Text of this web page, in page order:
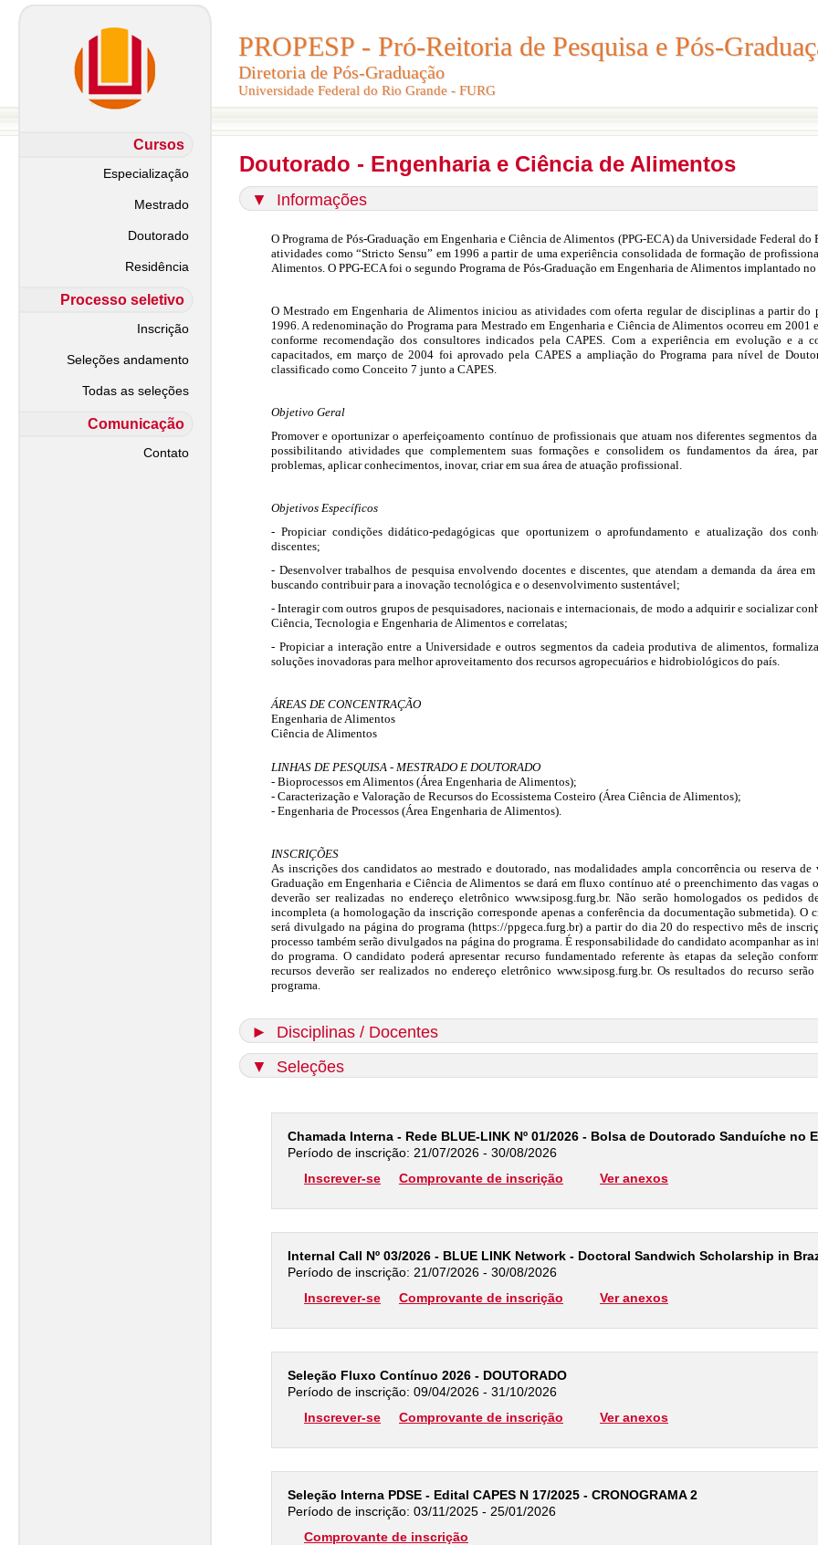
PROPESP - Pró-Reitoria de Pesquisa e Pós-
Diretoria de Pós-Graduação
Universidade Federal do Rio Grande - FURG
PROPESP - Pró-Reitoria de Pesquisa e Pós-
Diretoria de Pós-Graduação
Universidade Federal do Rio Grande - FURG
Cursos
Especialização
Mestrado
Doutorado
Residência
Processo seletivo
Inscrição
Seleções andamento
Todas as seleções
Comunicação
Contato
Doutorado - Engenharia e Ciência de Alimentos
▼ Informações
O Programa de Pós-Graduação em Engenharia e Ciência de Alimentos (PPG-ECA) da Universidade Federal
atividades como “Stricto Sensu” em 1996 a partir de uma experiência consolidada de formação de
Alimentos. O PPG-ECA foi o segundo Programa de Pós-Graduação em Engenharia de Alimentos implantado
O Mestrado em Engenharia de Alimentos iniciou as atividades com oferta regular de disciplinas a partir do
1996. A redenominação do Programa para Mestrado em Engenharia e Ciência de Alimentos ocorreu em
conforme recomendação dos consultores indicados pela CAPES. Com a experiência em evolução e a
capacitados, em março de 2004 foi aprovado pela CAPES a ampliação do Programa para nível de
classificado como Conceito 7 junto a CAPES.
Objetivo Geral
Promover e oportunizar o aperfeiçoamento contínuo de profissionais que atuam nos diferentes segmentos
possibilitando atividades que complementem suas formações e consolidem os fundamentos da área,
problemas, aplicar conhecimentos, inovar, criar em sua área de atuação profissional.
Objetivos Específicos
- Propiciar condições didático-pedagógicas que oportunizem o aprofundamento e atualização dos
discentes;
- Desenvolver trabalhos de pesquisa envolvendo docentes e discentes, que atendam a demanda da área
buscando contribuir para a inovação tecnológica e o desenvolvimento sustentável;
- Interagir com outros grupos de pesquisadores, nacionais e internacionais, de modo a adquirir e socializar
Ciência, Tecnologia e Engenharia de Alimentos e correlatas;
- Propiciar a interação entre a Universidade e outros segmentos da cadeia produtiva de alimentos,
soluções inovadoras para melhor aproveitamento dos recursos agropecuários e hidrobiológicos do país.
ÁREAS DE CONCENTRAÇÃO
Engenharia de Alimentos
Ciência de Alimentos
LINHAS DE PESQUISA - MESTRADO E DOUTORADO
- Bioprocessos em Alimentos (Área Engenharia de Alimentos);
- Caracterização e Valoração de Recursos do Ecossistema Costeiro (Área Ciência de Alimentos);
- Engenharia de Processos (Área Engenharia de Alimentos).
INSCRIÇÕES
As inscrições dos candidatos ao mestrado e doutorado, nas modalidades ampla concorrência ou reserva de
Graduação em Engenharia e Ciência de Alimentos se dará em fluxo contínuo até o preenchimento das vagas
deverão ser realizadas no endereço eletrônico www.siposg.furg.br. Não serão homologados os pedidos
incompleta (a homologação da inscrição corresponde apenas a conferência da documentação submetida). O
será divulgado na página do programa (https://ppgeca.furg.br) a partir do dia 20 do respectivo mês de
processo também serão divulgados na página do programa. É responsabilidade do candidato acompanhar as
do programa. O candidato poderá apresentar recurso fundamentado referente às etapas da seleção
recursos deverão ser realizados no endereço eletrônico www.siposg.furg.br. Os resultados do recurso
programa.
►
Disciplinas / Docentes
▼
Seleções
Chamada Interna - Rede BLUE-LINK Nº 01/2026 - Bolsa de Doutorado Sanduíche no
Período de inscrição: 21/07/2026 - 30/08/2026
Inscrever-se
Comprovante de inscrição Ver anexos
Internal Call Nº 03/2026 - BLUE LINK Network - Doctoral Sandwich Scholarship in
Período de inscrição: 21/07/2026 - 30/08/2026
Inscrever-se
Comprovante de inscrição Ver anexos
Seleção Fluxo Contínuo 2026 - DOUTORADO
Período de inscrição: 09/04/2026 - 31/10/2026
Inscrever-se
Comprovante de inscrição Ver anexos
Seleção Interna PDSE - Edital CAPES N 17/2025 - CRONOGRAMA 2
Período de inscrição: 03/11/2025 - 25/01/2026
Comprovante de inscrição